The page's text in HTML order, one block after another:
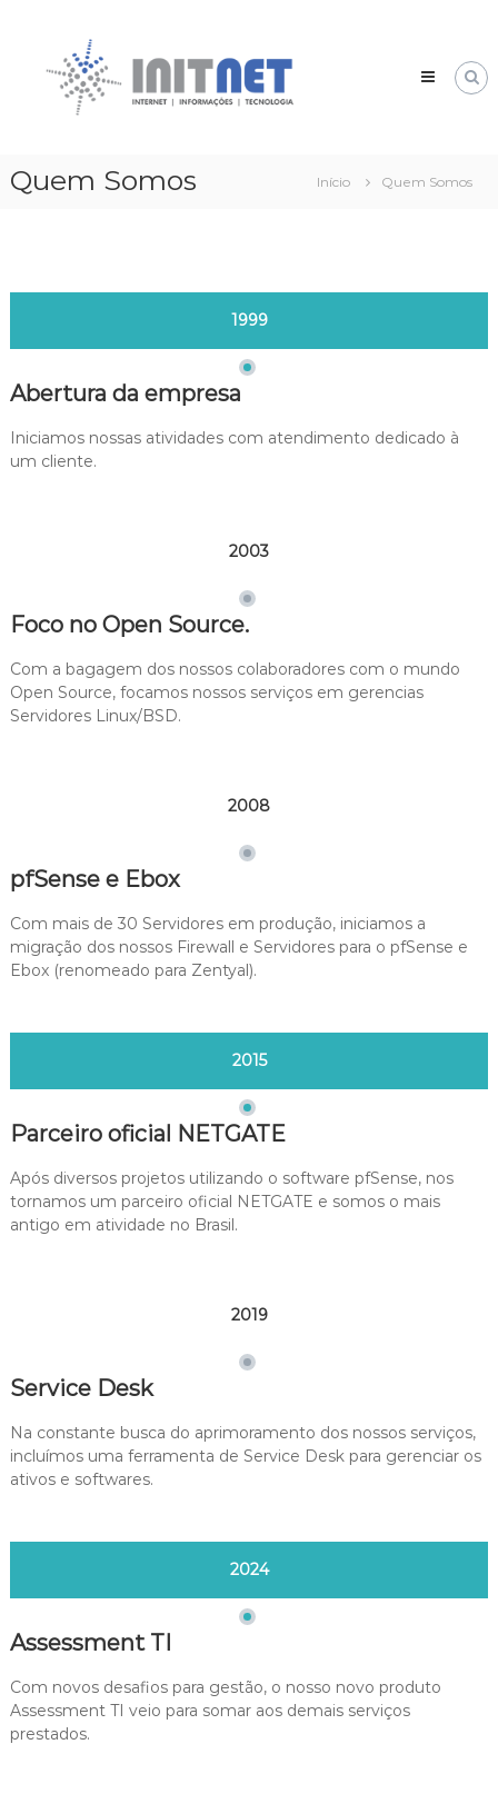
conteúdo
NET
Internet,
Informação
20
Anos
Quem Somos Início Quem Somos
1999
Abertura da empresa
Iniciamos nossas atividades com atendimento dedicado à
um cliente.
2003
Foco no Open Source.
Com a bagagem dos nossos colaboradores com o mundo
Open Source, focamos nossos serviços em gerencias
Servidores Linux/BSD.
2008
pfSense e Ebox
Com mais de 30 Servidores em produção, iniciamos a
migração dos nossos Firewall e Servidores para o pfSense e
Ebox (renomeado para Zentyal).
2015
Parceiro oficial NETGATE
Após diversos projetos utilizando o software pfSense, nos
tornamos um parceiro oficial NETGATE e somos o mais
antigo em atividade no Brasil.
2019
Service Desk
Na constante busca do aprimoramento dos nossos serviços,
incluímos uma ferramenta de Service Desk para gerenciar os
ativos e softwares.
2024
Assessment TI
Com novos desafios para gestão, o nosso novo produto
Assessment TI veio para somar aos demais serviços
prestados.